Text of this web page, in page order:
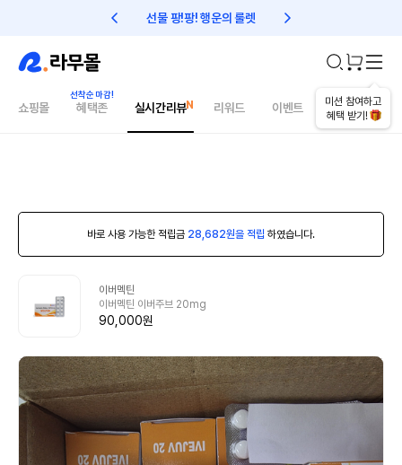
선물 팡!팡! 행운의 룰렛 친구초대 1만원 리워드!
미션 참여하고
혜택 받기!
쇼핑몰 혜택존 실시간리뷰 리워드 이벤트 건강매거진
바로 사용 가능한 적립금 28,682원을 적립 하였습니다.
이버멕틴
이버멕틴 이버주브 20mg
90,000원